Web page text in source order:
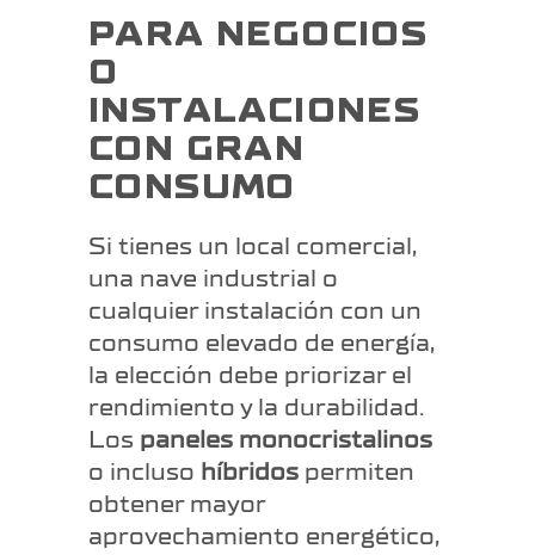
PARA NEGOCIOS
O
INSTALACIONES
CON GRAN
CONSUMO
Si tienes un local comercial,
una nave industrial o
cualquier instalación con un
consumo elevado de energía,
la elección debe priorizar el
rendimiento y la durabilidad.
Los paneles monocristalinos
o incluso híbridos permiten
obtener mayor
aprovechamiento energético,